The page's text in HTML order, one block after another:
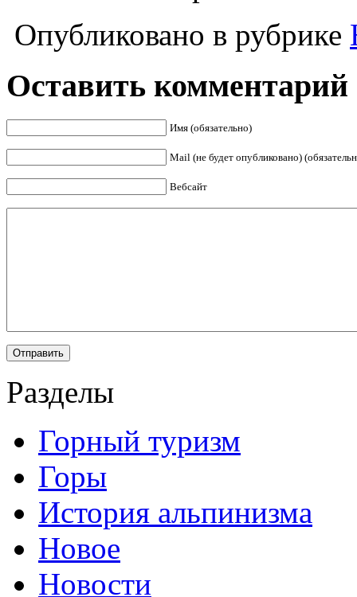
Опубликовано в рубрике
Оставить комментарий
Имя (обязательно)
Mail (не будет опубликовано)
Вебсайт
Разделы
Горный туризм
Горы
История альпинизма
Новое
Новости